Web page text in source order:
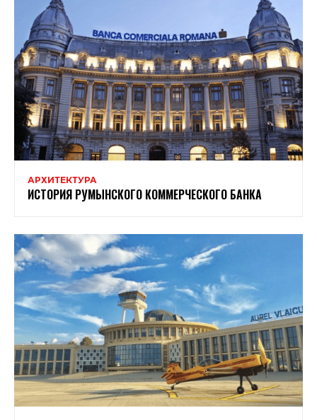
АРХИТЕКТУРА
ИСТОРИЯ РУМЫНСКОГО КОММЕРЧЕСКОГО БАНКА